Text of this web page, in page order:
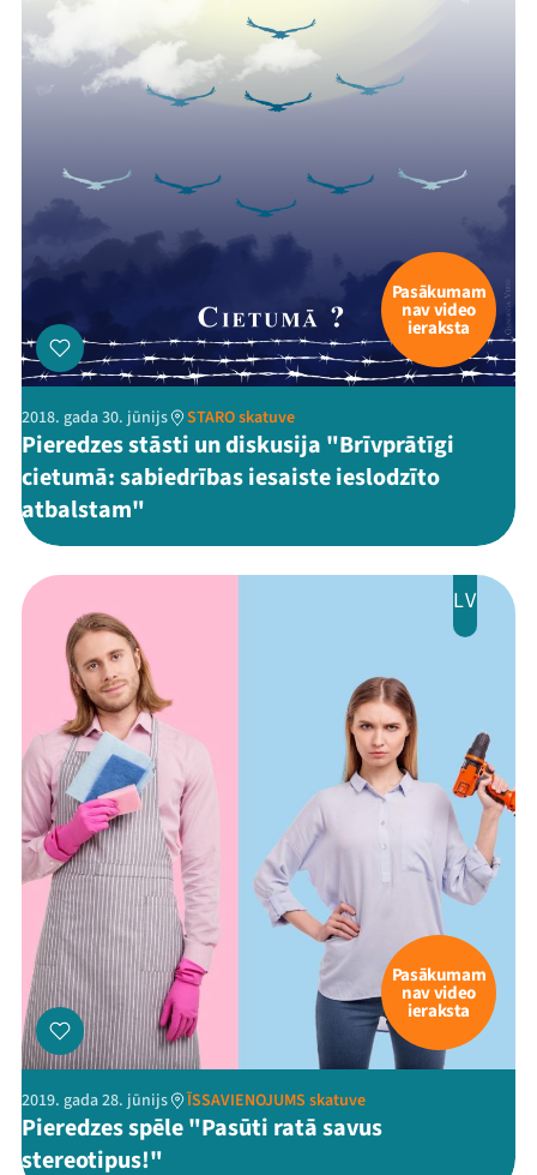
Mana programma
Festivāls
Programma
Arhīvs
Viņi bija LAMPĀ 2026
Jaunumi
Ziedo
Veikals
ThreadsFacebook Instagram
Flick TikTok
Pasākumam
nav video
ieraksta
2018. gada 30. jūnijs STARO skatuve
Pieredzes stāsti un diskusija "Brīvprātīgi
cietumā: sabiedrības iesaiste ieslodzīto
atbalstam"
LV
Pasākumam
nav video
ieraksta
2019. gada 28. jūnijs ĪSSAVIENOJUMS skatuve
Pieredzes spēle "Pasūti ratā savus
stereotipus!"